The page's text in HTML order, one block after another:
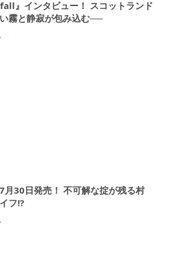
』インタビュー！ スコットランド
霧と静寂が包み込む──
月30日発売！ 不可解な掟が残る村
フ!?